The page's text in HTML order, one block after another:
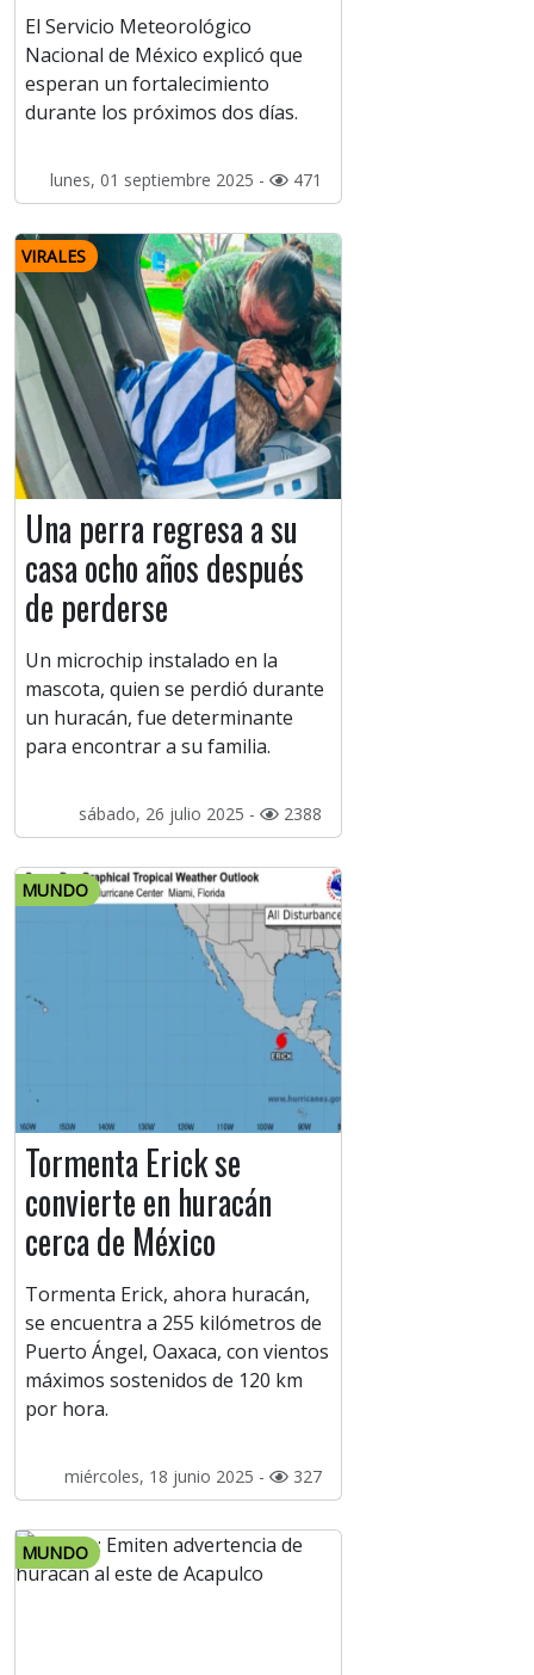
El Servicio Meteorológico
Nacional de México explicó que
esperan un fortalecimiento
durante los próximos dos días.
lunes, 01 septiembre 2025 - 471
VIRALES
Una perra regresa a su
casa ocho años después
de perderse
Un microchip instalado en la
mascota, quien se perdió durante
un huracán, fue determinante
para encontrar a su familia.
sábado, 26 julio 2025 - 2388
MUNDO
Tormenta Erick se
convierte en huracán
cerca de México
Tormenta Erick, ahora huracán,
se encuentra a 255 kilómetros de
Puerto Ángel, Oaxaca, con vientos
máximos sostenidos de 120 km
por hora.
miércoles, 18 junio 2025 - 327
MUNDO